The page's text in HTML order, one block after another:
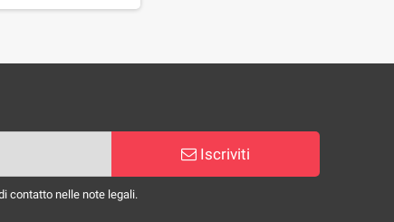
Iscriviti
contatto nelle note legali.